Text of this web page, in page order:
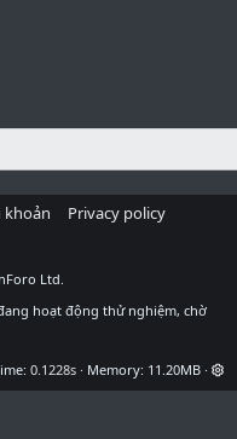
khoản
Privacy policy
Ltd.
hoạt động thử nghiệm, chờ
0.1228s Memory 11.20MB